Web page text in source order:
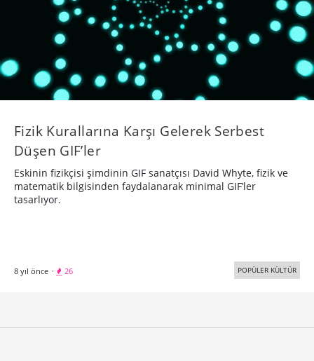
Fizik Kurallarına Karşı Gelerek Serbest
Düşen GIF’ler
Eskinin fizikçisi şimdinin GIF sanatçısı David Whyte, fizik ve
matematik bilgisinden faydalanarak minimal GIF’ler
tasarlıyor.
8 yıl önce · 26 POPÜLER KÜLTÜR